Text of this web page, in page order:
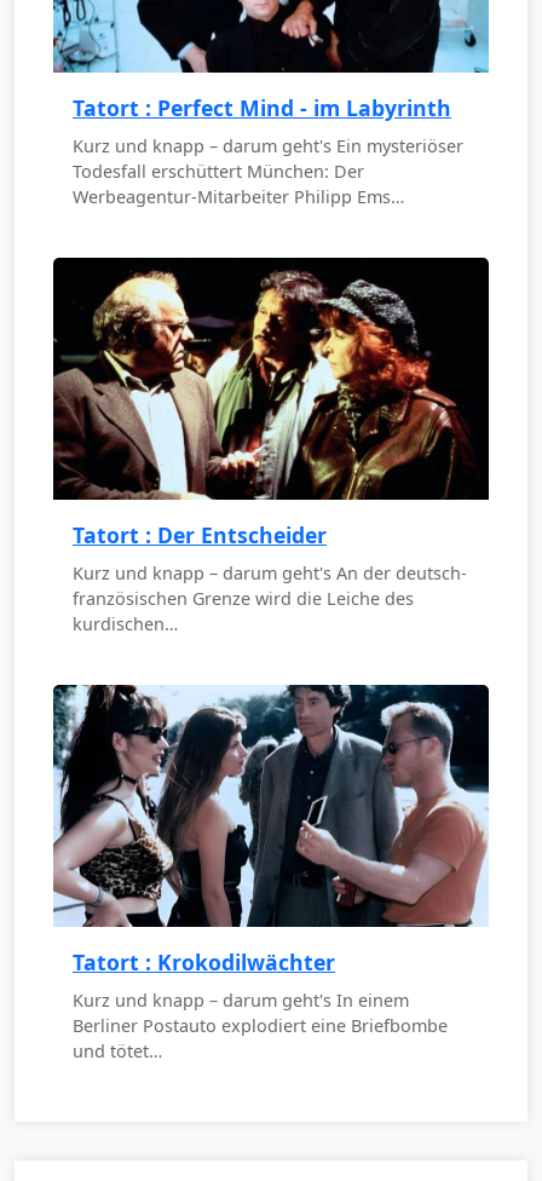
Tatort : Perfect Mind - im Labyrinth
Kurz und knapp – darum geht's Ein mysteriöser
Todesfall erschüttert München: Der
Werbeagentur-Mitarbeiter Philipp Ems…
Tatort : Der Entscheider
Kurz und knapp – darum geht's An der deutsch-
französischen Grenze wird die Leiche des
kurdischen…
Tatort : Krokodilwächter
Kurz und knapp – darum geht's In einem
Berliner Postauto explodiert eine Briefbombe
und tötet…